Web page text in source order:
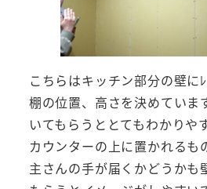
こちらはキッチン部分の壁
棚の位置、高さを決めていま
いてもらうととてもわかりや
カウンターの上に置かれるも
主さんの手が届くかどうかも